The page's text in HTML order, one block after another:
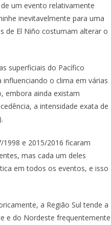
um evento relativamente
inevitavelmente para uma
de El Niño costumam alterar o
superficiais do Pacífico
o clima em várias
embora ainda existam
a intensidade exata de
e 2015/2016 ficaram
mas cada um deles
em todos os eventos, e isso
a Região Sul tende a
e do Nordeste frequentemente